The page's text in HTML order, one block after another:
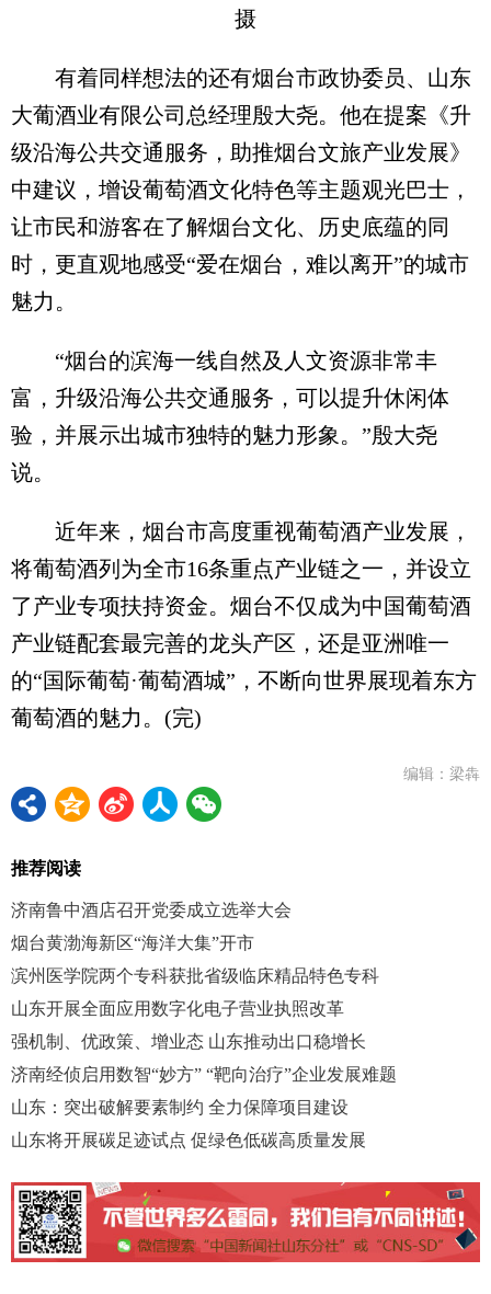
摄
有着同样想法的还有烟台市政协委员、山东
大葡酒业有限公司总经理殷大尧。他在提案《升
级沿海公共交通服务，助推烟台文旅产业发展》
中建议，增设葡萄酒文化特色等主题观光巴士，
让市民和游客在了解烟台文化、历史底蕴的同
时，更直观地感受“爱在烟台，难以离开”的城市
魅力。
“烟台的滨海一线自然及人文资源非常丰
富，升级沿海公共交通服务，可以提升休闲体
验，并展示出城市独特的魅力形象。”殷大尧
说。
近年来，烟台市高度重视葡萄酒产业发展，
将葡萄酒列为全市16条重点产业链之一，并设立
了产业专项扶持资金。烟台不仅成为中国葡萄酒
产业链配套最完善的龙头产区，还是亚洲唯一
的“国际葡萄·葡萄酒城”，不断向世界展现着东方
葡萄酒的魅力。(完)
编辑：梁犇
推荐阅读
济南鲁中酒店召开党委成立选举大会
烟台黄渤海新区“海洋大集”开市
滨州医学院两个专科获批省级临床精品特色专科
山东开展全面应用数字化电子营业执照改革
强机制、优政策、增业态 山东推动出口稳增长
济南经侦启用数智“妙方” “靶向治疗”企业发展难题
山东：突出破解要素制约 全力保障项目建设
山东将开展碳足迹试点 促绿色低碳高质量发展